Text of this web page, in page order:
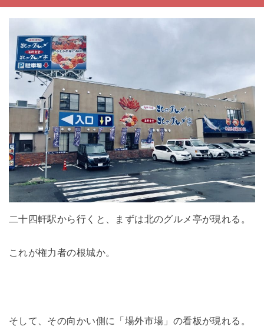
二十四軒駅から行くと、まずは北のグルメ亭が現れる。
これが権力者の根城か。
そして、その向かい側に「場外市場」の看板が現れる。